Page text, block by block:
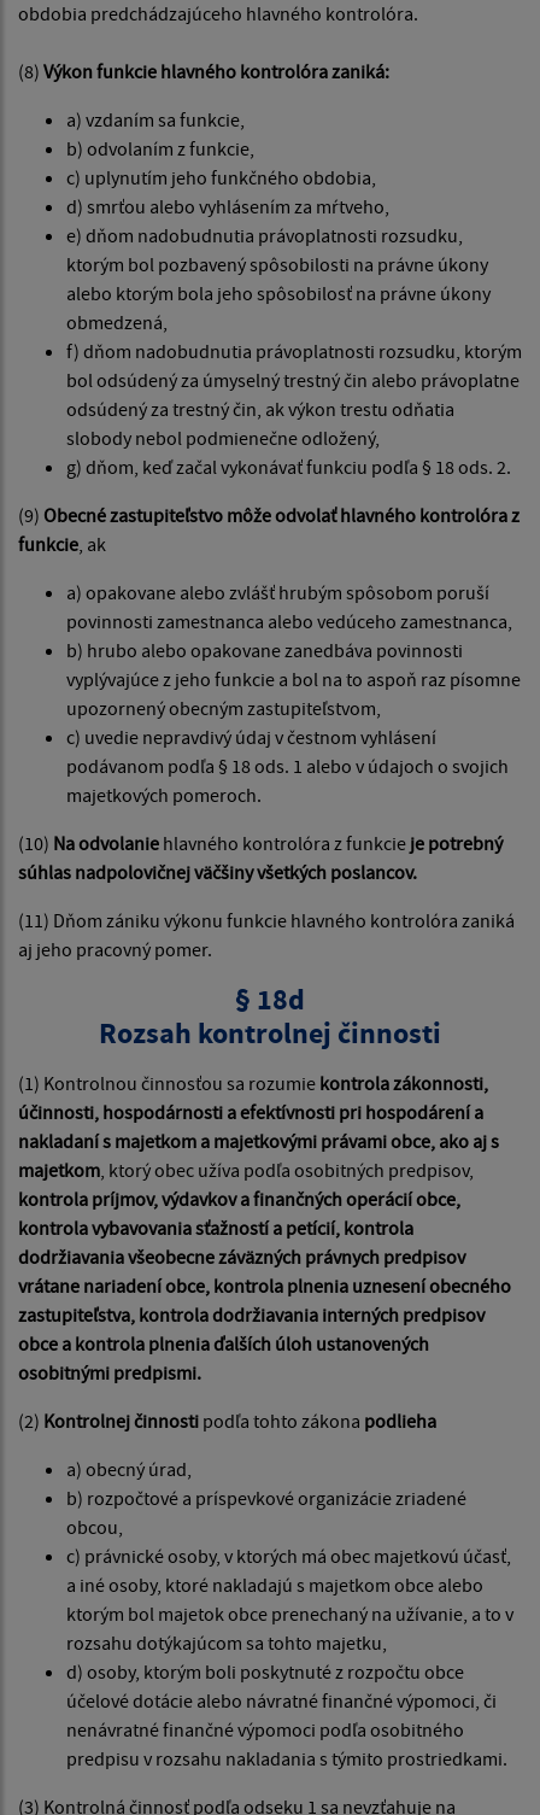
obdobia predchádzajúceho hlavného kontrolóra.
(8) Výkon funkcie hlavného kontrolóra zaniká:
a) vzdaním sa funkcie,
b) odvolaním z funkcie,
c) uplynutím jeho funkčného obdobia,
d) smrťou alebo vyhlásením za mŕtveho,
e) dňom nadobudnutia právoplatnosti rozsudku,
ktorým bol pozbavený spôsobilosti na právne úkony
alebo ktorým bola jeho spôsobilosť na právne úkony
obmedzená,
f) dňom nadobudnutia právoplatnosti rozsudku, ktorým
bol odsúdený za úmyselný trestný čin alebo právoplatne
odsúdený za trestný čin, ak výkon trestu odňatia
slobody nebol podmienečne odložený,
g) dňom, keď začal vykonávať funkciu podľa § 18 ods. 2.
(9) Obecné zastupiteľstvo môže odvolať hlavného kontrolóra z
funkcie, ak
a) opakovane alebo zvlášť hrubým spôsobom poruší
povinnosti zamestnanca alebo vedúceho zamestnanca,
b) hrubo alebo opakovane zanedbáva povinnosti
vyplývajúce z jeho funkcie a bol na to aspoň raz písomne
upozornený obecným zastupiteľstvom,
c) uvedie nepravdivý údaj v čestnom vyhlásení
podávanom podľa § 18 ods. 1 alebo v údajoch o svojich
majetkových pomeroch.
(10) Na odvolanie hlavného kontrolóra z funkcie je potrebný
súhlas nadpolovičnej väčšiny všetkých poslancov.
(11) Dňom zániku výkonu funkcie hlavného kontrolóra zaniká
aj jeho pracovný pomer.
§ 18d
Rozsah kontrolnej činnosti
(1) Kontrolnou činnosťou sa rozumie kontrola zákonnosti,
účinnosti, hospodárnosti a efektívnosti pri hospodárení a
nakladaní s majetkom a majetkovými právami obce, ako aj s
majetkom, ktorý obec užíva podľa osobitných predpisov,
kontrola príjmov, výdavkov a finančných operácií obce,
kontrola vybavovania sťažností a petícií, kontrola
dodržiavania všeobecne záväzných právnych predpisov
vrátane nariadení obce, kontrola plnenia uznesení obecného
zastupiteľstva, kontrola dodržiavania interných predpisov
obce a kontrola plnenia ďalších úloh ustanovených
osobitnými predpismi.
(2) Kontrolnej činnosti podľa tohto zákona podlieha
a) obecný úrad,
b) rozpočtové a príspevkové organizácie zriadené
obcou,
c) právnické osoby, v ktorých má obec majetkovú účasť,
a iné osoby, ktoré nakladajú s majetkom obce alebo
ktorým bol majetok obce prenechaný na užívanie, a to v
rozsahu dotýkajúcom sa tohto majetku,
d) osoby, ktorým boli poskytnuté z rozpočtu obce
účelové dotácie alebo návratné finančné výpomoci, či
nenávratné finančné výpomoci podľa osobitného
predpisu v rozsahu nakladania s týmito prostriedkami.
(3) Kontrolná činnosť podľa odseku 1 sa nevzťahuje na